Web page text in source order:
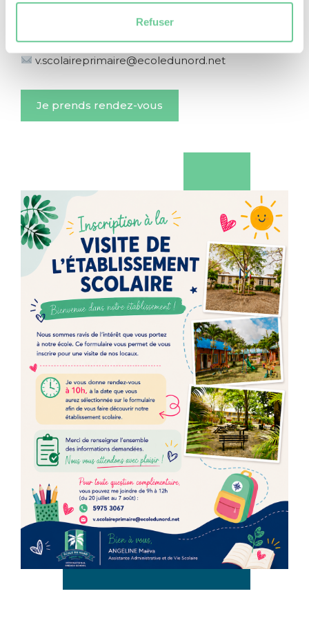
Refuser
Pour toute question complémentaire, vous
pouvez me joindre de 9h à 12h (du 20 juillet au 7
5975 3067
v.scolaireprimaire@ecoledunord.net
Je prends rendez-vous